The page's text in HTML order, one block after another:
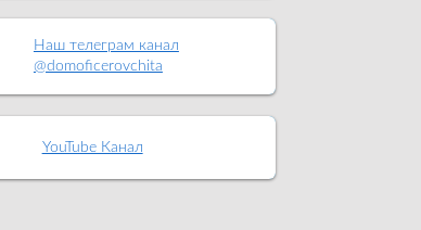
Наш телеграм канал
@domoficerovchita
YouTube Канал